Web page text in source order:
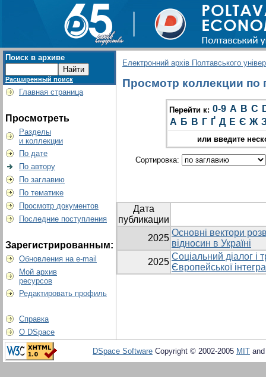
Поиск в архиве
Расширенный поиск
Главная страница
Просмотреть
Разделы
и коллекции
По дате
По автору
По заглавию
По тематике
Просмотр документов
Последние поступления
Зарегистрированным:
Обновления на e-mail
Мой архив
ресурсов
Редактировать профиль
Справка
О DSpace
Електронний архів Полтавського
Просмотр коллекции по
Перейти к: 0-9 A B C
А Б В Г Ґ Д Е Є Ж
или введите
Сортировка:
Дата
публикации
2025
Основні вектори
відносин в Україні
2025
Соціальний діалог і
Європейської
DSpace Software Copyright © 2002-2005 MIT